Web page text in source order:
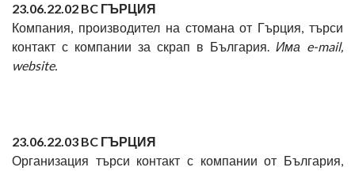
23.06.22.02 BC ГЪРЦИЯ
Компания, производител на стомана от Гърция, търси
контакт с компании за скрап в България. Има e-mail,
website.
23.06.22.03 BC ГЪРЦИЯ
Организация търси контакт с компании от България,